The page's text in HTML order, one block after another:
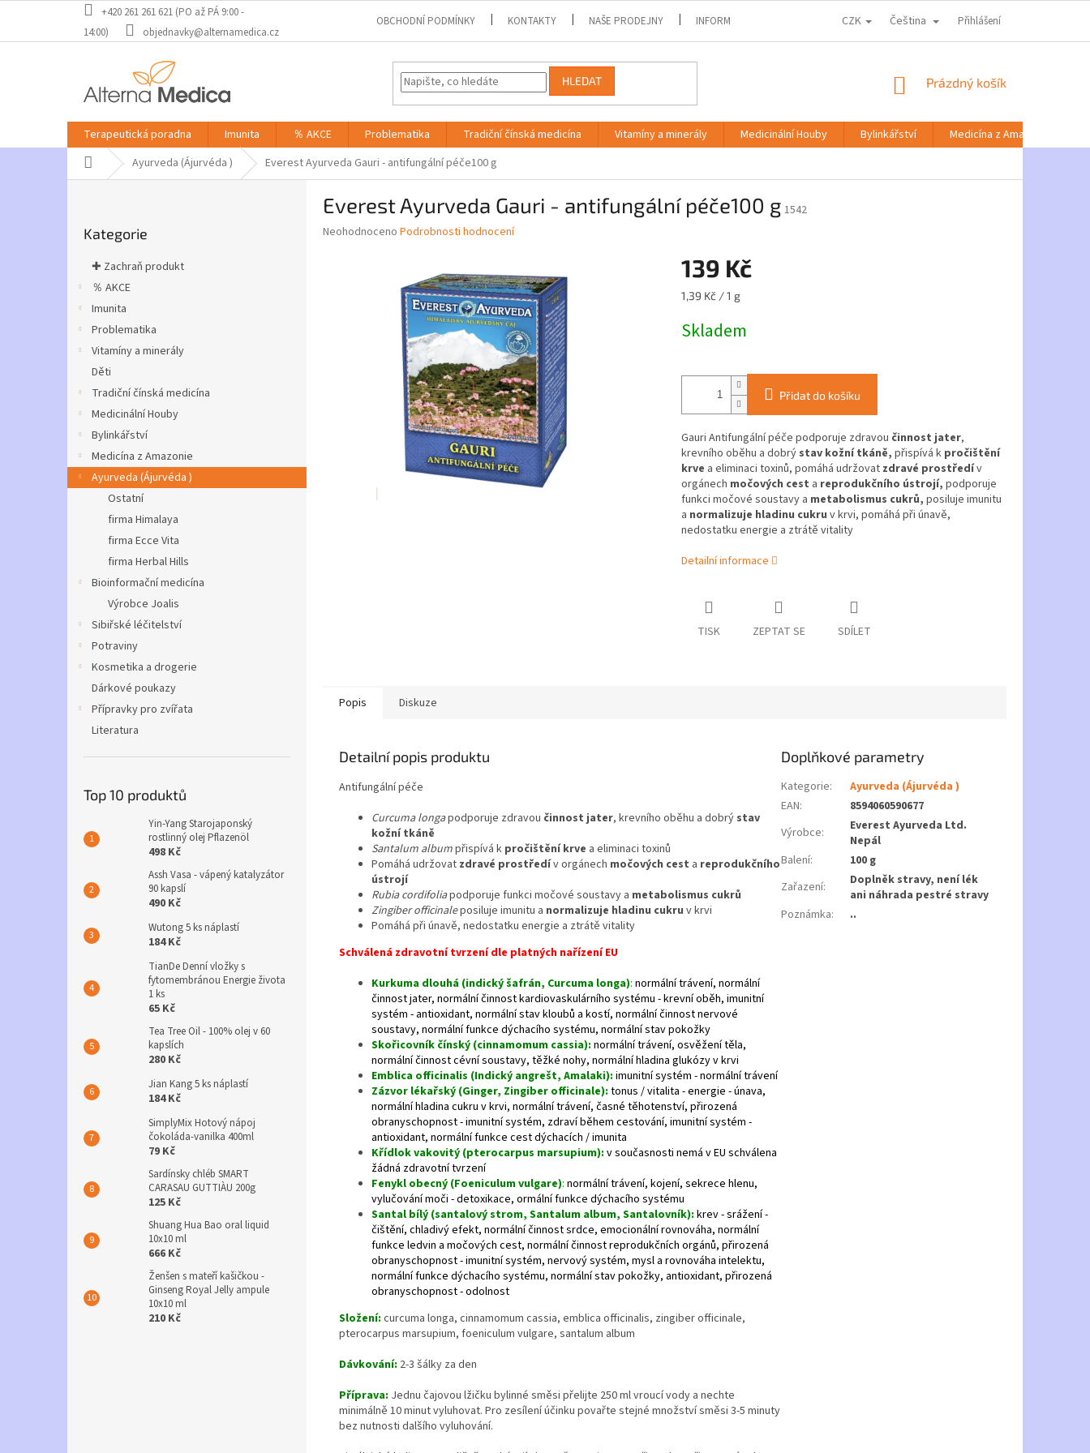
obsah
+420 261 261 621 (PO až PÁ 9:00 -
14:00)
objednavky@alternamedica.cz
OBCHODNÍ PODMÍNKY KONTAKTY NAŠE PRODEJNY INFORMACE KE ZPRACOVÁNÍ OSOBNÍCH ÚDAJŮ DOPRAVA A PLATBA
CZK Čeština Přihlášení
HLEDAT
NÁKUPNÍ
Prázdný košík
Terapeutická poradna Imunita ％ AKCE Problematika Tradiční čínská medicína Vitamíny a minerály Medicinální Houby Bylinkářství
Medicína z Amazonie
Domů Ayurveda (Ájurvéda ) Everest Ayurveda Gauri - antifungální péče100 g
kategorie
Kategorie
✚ Zachraň produkt
％ AKCE
Imunita
Problematika
Vitamíny a minerály
Děti
Tradiční čínská medicína
Medicinální Houby
Bylinkářství
Medicína z Amazonie
Ayurveda (Ájurvéda )
Ostatní
firma Himalaya
firma Ecce Vita
firma Herbal Hills
Bioinformační medicína
Výrobce Joalis
Sibiřské léčitelství
Potraviny
Kosmetika a drogerie
Dárkové poukazy
Přípravky pro zvířata
Literatura
Top 10 produktů
Yin-Yang Starojaponský
rostlinný olej Pflazenöl
498 Kč
Assh Vasa - vápený katalyzátor
90 kapslí
490 Kč
Wutong 5 ks náplastí
184 Kč
TianDe Denní vložky s
fytomembránou Energie života
1 ks
65 Kč
Tea Tree Oil - 100% olej v 60
kapslích
280 Kč
Jian Kang 5 ks náplastí
184 Kč
SimplyMix Hotový nápoj
čokoláda-vanilka 400ml
79 Kč
Sardínsky chléb SMART
CARASAU GUTTIÀU 200g
125 Kč
Shuang Hua Bao oral liquid
10x10 ml
666 Kč
Ženšen s mateří kašičkou -
Ginseng Royal Jelly ampule
10x10 ml
210 Kč
Everest Ayurveda Gauri - antifungální péče100 g 1542
Průměrné
Neohodnoceno Podrobnosti hodnocení
139 Kč
Měrná
1,39 Kč / 1 g
Skladem
Přidat do košíku
Gauri Antifungální péče podporuje zdravou činnost jater,
krevního oběhu a dobrý stav kožní tkáně, přispívá k pročištění
krve a eliminaci toxinů, pomáhá udržovat zdravé prostředív
orgánech močových cest a reprodukčního ústrojí, podporuje
funkci močové soustavy a metabolismus cukrů, posiluje imunitu
a normalizuje hladinu cukru v krvi, pomáhá při únavě,
nedostatku energie a ztrátě vitality
Detailní informace
TISK ZEPTAT SE SDÍLET
Popis Diskuze
Detailní popis produktu
Antifungální péče
Curcuma longapodporuje zdravou činnost jater, krevního oběhu a dobrý stav
kožní tkáně
Santalum albumpřispívá k pročištění krve a eliminaci toxinů
Pomáhá udržovat zdravé prostředív orgánech močových cest a reprodukčního
ústrojí
Rubia cordifoliapodporuje funkci močové soustavy a metabolismus cukrů
Zingiber officinaleposiluje imunitu a normalizuje hladinu cukru v krvi
Pomáhá při únavě, nedostatku energie a ztrátě vitality
Schválená zdravotní tvrzení dle platných nařízení EU
Kurkuma dlouhá (indický šafrán, Curcuma longa): normální trávení, normální
činnost jater, normální činnost kardiovaskulárního systému - krevní oběh, imunitní
systém - antioxidant, normální stav kloubů a kostí, normální činnost nervové
soustavy, normální funkce dýchacího systému, normální stav pokožky
Skořicovník čínský (cinnamomum cassia): normální trávení, osvěžení těla,
normální činnost cévní soustavy, těžké nohy, normální hladina glukózy v krvi
Emblica officinalis (Indický angrešt, Amalaki): imunitní systém - normální trávení
Zázvor lékařský (Ginger, Zingiber officinale): tonus / vitalita - energie - únava,
normální hladina cukru v krvi, normální trávení, časné těhotenství, přirozená
obranyschopnost - imunitní systém, zdraví během cestování, imunitní systém -
antioxidant, normální funkce cest dýchacích / imunita
Křídlok vakovitý (pterocarpus marsupium): v současnosti nemá v EU schválena
žádná zdravotní tvrzení
Fenykl obecný (Foeniculum vulgare): normální trávení, kojení, sekrece hlenu,
vylučování moči - detoxikace, ormální funkce dýchacího systému
Santal bílý (santalový strom, Santalum album, Santalovník): krev - srážení -
čištění, chladivý efekt, normální činnost srdce, emocionální rovnováha, normální
funkce ledvin a močových cest, normální činnost reprodukčních orgánů, přirozená
obranyschopnost - imunitní systém, nervový systém, mysl a rovnováha intelektu,
normální funkce dýchacího systému, normální stav pokožky, antioxidant, přirozená
obranyschopnost - odolnost
Složení: curcuma longa, cinnamomum cassia, emblica officinalis, zingiber officinale,
pterocarpus marsupium, foeniculum vulgare, santalum album
Dávkování: 2-3 šálky za den
Příprava: Jednu čajovou lžičku bylinné směsi přelijte 250 ml vroucí vody a nechte
minimálně 10 minut vyluhovat. Pro zesílení účinku povařte stejné množství směsi 3-5 minuty
bez nutnosti dalšího vyluhování.
Doplňkové parametry
Kategorie:
Ayurveda (Ájurvéda )
EAN:
8594060590677
Výrobce:
Everest Ayurveda Ltd.
Nepál
Balení:
100 g
Zařazení:
Doplněk stravy, není lék
ani náhrada pestré stravy
Poznámka: ..